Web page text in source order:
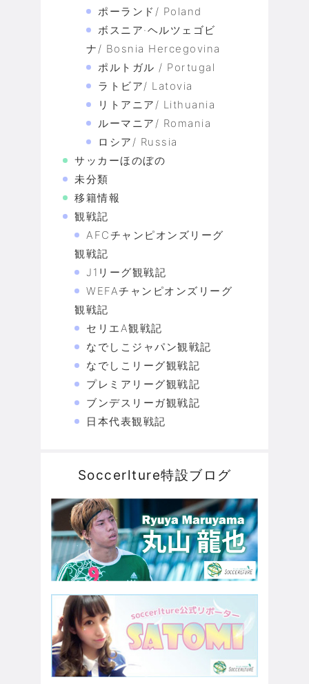
ポーランド/ Poland
ボスニア·ヘルツェゴビ
ナ/ Bosnia Hercegovina
ポルトガル / Portugal
ラトビア/ Latovia
リトアニア/ Lithuania
ルーマニア/ Romania
ロシア/ Russia
サッカーほのぼの
未分類
移籍情報
観戦記
AFCチャンピオンズリーグ
観戦記
J1リーグ観戦記
WEFAチャンピオンズリーグ
観戦記
セリエA観戦記
なでしこジャパン観戦記
なでしこリーグ観戦記
プレミアリーグ観戦記
ブンデスリーガ観戦記
日本代表観戦記
Soccerlture特設ブログ